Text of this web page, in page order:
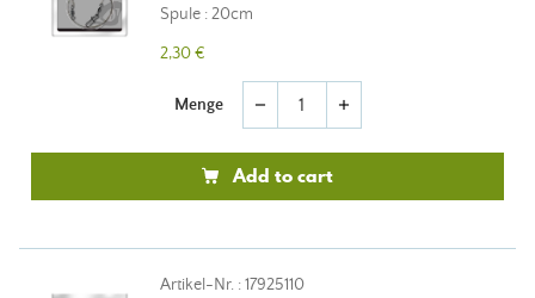
Spule : 20cm
2,30 €
Menge remove add
Add to cart
Artikel-Nr. : 17925110